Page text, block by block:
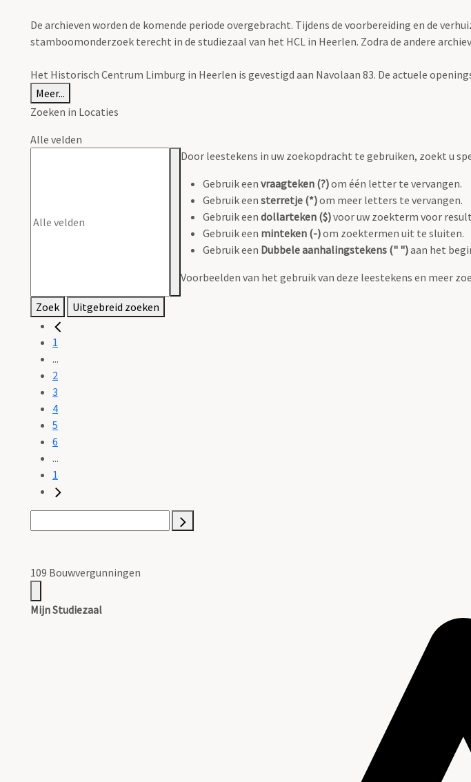
De archieven worden de komende periode overgebracht. Tijdens de voorbereiding en de
stamboomonderzoek terecht in de studiezaal van het HCL in Heerlen. Zodra de andere
Het Historisch Centrum Limburg in Heerlen is gevestigd aan Navolaan 83. De actuele
Meer...
Zoeken in Locaties
Alle velden
Door leestekens in uw zoekopdracht te gebruiken, zoekt u
Gebruik een vraagteken (?)om één letter te vervangen.
Gebruik een sterretje (*)om meer letters te vervangen.
Gebruik een dollarteken ($)voor uw zoekterm voor
Gebruik een minteken (-)om zoektermen uit te sluiten.
Gebruik een Dubbele aanhalingstekens (" ")aan het
Voorbeelden van het gebruik van deze leestekens en meer
Zoek Uitgebreid zoeken
1
...
2
3
4
5
6
...
1
109 Bouwvergunningen
Mijn Studiezaal